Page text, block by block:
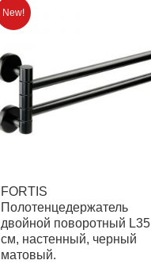
FORTIS
Полотенцедержатель
двойной поворотный L35
см, настенный, черный
матовый.